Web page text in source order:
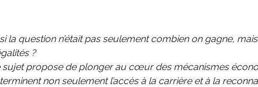
la question n’était pas seulement combien on gagne,
?
sujet propose de plonger au cœur des mécanismes
non seulement l’accès à la carrière et à la